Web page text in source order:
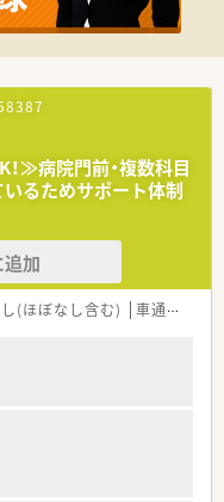
非常に少なく、定時退社が
いです。
ュできます。
員配置により、急な休みに
職場です。
・福祉など5つの領域で事
に支えています。
げ、ドライブスルーや無菌
あり方を追求しています。
極的に奨励しており、最新
富にあります。
≫病院門前・複数科目
るためサポート体制
加
(ほぼなし含む) 車通勤可